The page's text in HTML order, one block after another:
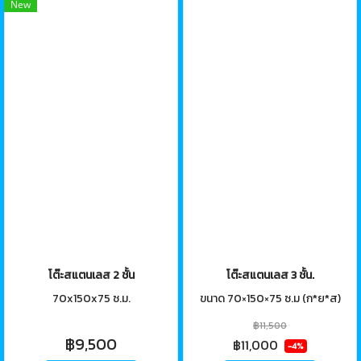
New
โต๊ะสแตนเลส 2 ชั้น
70x150x75 ซ.ม.
฿9,500
โต๊ะสแตนเลส 3 ชั้น.
ขนาด 70×150×75 ซ.ม (ก*ย*ส)
฿11,500
฿11,000 -4%